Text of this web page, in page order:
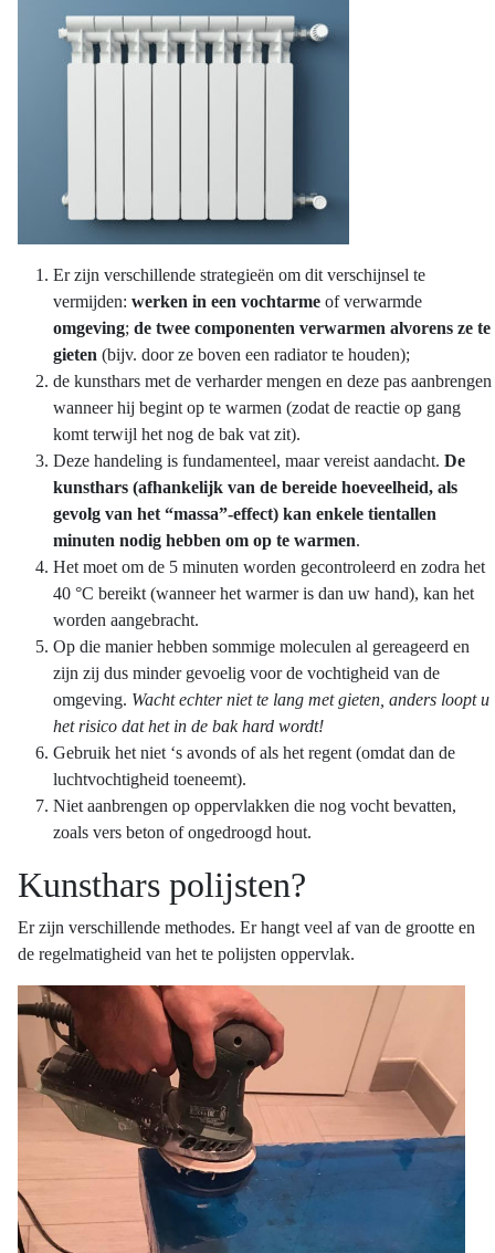
Er zijn verschillende strategieën om dit verschijnsel te
vermijden: werken in een vochtarme of verwarmde
omgeving; de twee componenten verwarmen alvorens ze te
gieten (bijv. door ze boven een radiator te houden);
de kunsthars met de verharder mengen en deze pas aanbrengen
wanneer hij begint op te warmen (zodat de reactie op gang
komt terwijl het nog de bak vat zit).
Deze handeling is fundamenteel, maar vereist aandacht. De
kunsthars (afhankelijk van de bereide hoeveelheid, als
gevolg van het “massa”-effect) kan enkele tientallen
minuten nodig hebben om op te warmen.
Het moet om de 5 minuten worden gecontroleerd en zodra het
40 °C bereikt (wanneer het warmer is dan uw hand), kan het
worden aangebracht.
Op die manier hebben sommige moleculen al gereageerd en
zijn zij dus minder gevoelig voor de vochtigheid van de
omgeving. Wacht echter niet te lang met gieten, anders loopt u
het risico dat het in de bak hard wordt!
Gebruik het niet ‘s avonds of als het regent (omdat dan de
luchtvochtigheid toeneemt).
Niet aanbrengen op oppervlakken die nog vocht bevatten,
zoals vers beton of ongedroogd hout.
Kunsthars polijsten?
Er zijn verschillende methodes. Er hangt veel af van de grootte en
de regelmatigheid van het te polijsten oppervlak.